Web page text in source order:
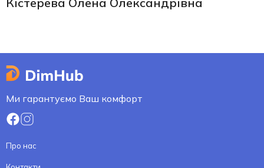
Ми гарантуємо Ваш комфорт
Про нас